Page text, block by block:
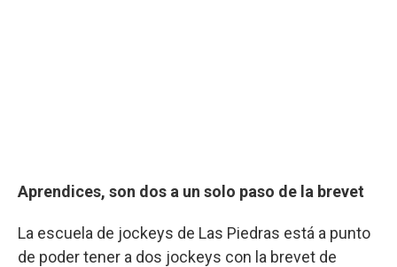
Aprendices, son dos a un solo paso de la brevet
La escuela de jockeys de Las Piedras está a punto
de poder tener a dos jockeys con la brevet de